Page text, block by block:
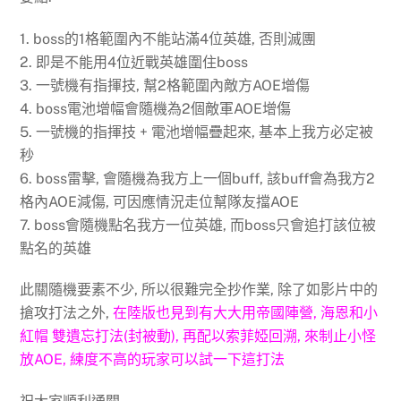
1. boss的1格範圍內不能站滿4位英雄, 否則滅團
2. 即是不能用4位近戰英雄圍住boss
3. 一號機有指揮技, 幫2格範圍內敵方AOE增傷
4. boss電池增幅會隨機為2個敵軍AOE增傷
5. 一號機的指揮技 + 電池增幅疊起來, 基本上我方必定被
秒
6. boss雷擊, 會隨機為我方上一個buff, 該buff會為我方2
格內AOE減傷, 可因應情況走位幫隊友擋AOE
7. boss會隨機點名我方一位英雄, 而boss只會追打該位被
點名的英雄
此關隨機要素不少, 所以很難完全抄作業, 除了如影片中的
搶攻打法之外,在陸版也見到有大大用帝國陣營, 海恩和小
紅帽 雙遺忘打法(封被動), 再配以索菲婭回溯, 來制止小怪
放AOE, 練度不高的玩家可以試一下這打法